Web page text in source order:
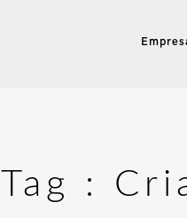
Tag :